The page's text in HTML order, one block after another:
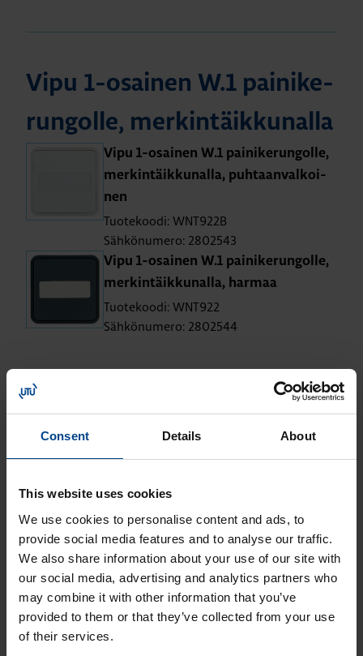
Consent Details About
This website uses cookies
We use cookies to personalise content and ads, to
provide social media features and to analyse our traffic.
We also share information about your use of our site with
our social media, advertising and analytics partners who
may combine it with other information that you’ve
provided to them or that they’ve collected from your use
of their services.
Vipu 1-osai­nen W.1 pai­ni­ke­
run­gol­le, mer­kin­täik­ku­nal­la
Vipu 1-osai­nen W.1 pai­ni­ke­run­gol­le,
mer­kin­täik­ku­nal­la, puh­taan­val­koi­
nen
Tuotekoodi: WNT922B
Sähkönumero: 2802543
Vipu 1-osai­nen W.1 pai­ni­ke­run­gol­le,
mer­kin­täik­ku­nal­la, har­maa
Tuotekoodi: WNT922
Sähkönumero: 2802544
Vipu 1-osai­nen W.1 pai­ni­ke­
run­gol­le, lins­sil­lä
Vipu 1-osai­nen W.1 pai­ni­ke­run­gol­le,
lins­sil­lä, puh­taan­val­koi­nen
Tuotekoodi: WNT912B
Sähkönumero: 2802545
Vipu 1-osai­nen W.1 pai­ni­ke­run­gol­le,
lins­sil­lä, har­maa
Tuotekoodi: WNT912
Sähkönumero: 2802546